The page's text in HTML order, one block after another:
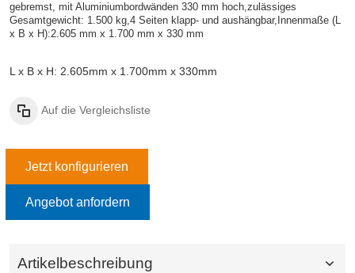
gebremst, mit Aluminiumbordwänden 330 mm hoch,zulässiges
Gesamtgewicht: 1.500 kg,4 Seiten klapp- und aushängbar, Innenmaße (L
x B x H):2.605 mm x 1.700 mm x 330 mm
L x B x H: 2.605mm x 1.700mm x 330mm
Auf die Vergleichsliste
Jetzt konfigurieren
Angebot anfordern
Artikelbeschreibung